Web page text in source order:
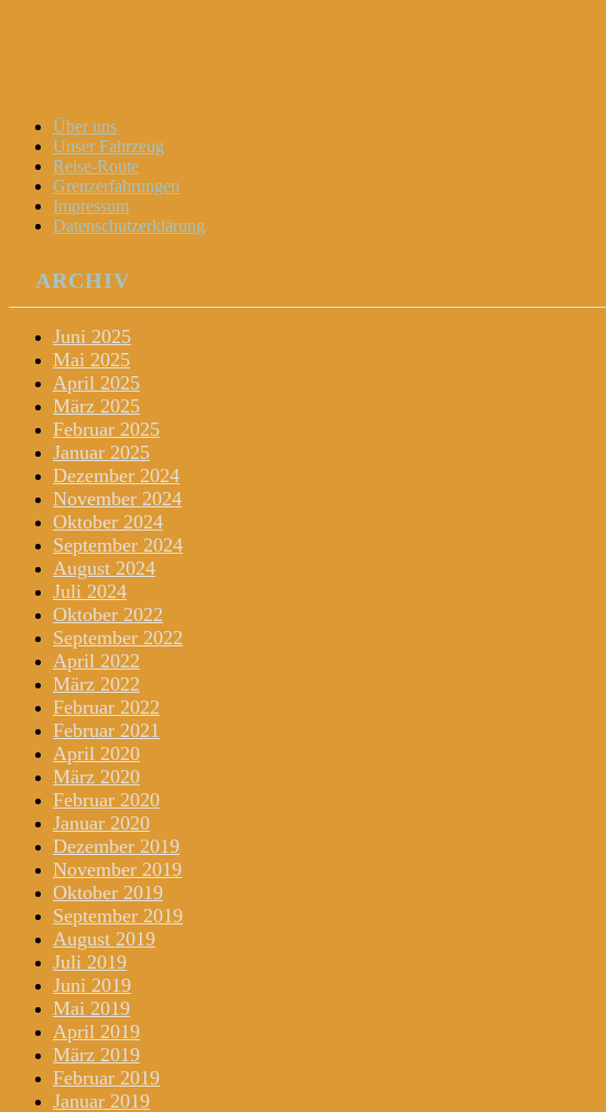
Menu
Widgets
Search
Skip
content
Über uns
Unser Fahrzeug
Reise-Route
Grenzerfahrungen
Impressum
Datenschutzerklärung
ARCHIV
Juni 2025
Mai 2025
April 2025
März 2025
Februar 2025
Januar 2025
Dezember 2024
November 2024
Oktober 2024
September 2024
August 2024
Juli 2024
Oktober 2022
September 2022
April 2022
März 2022
Februar 2022
Februar 2021
April 2020
März 2020
Februar 2020
Januar 2020
Dezember 2019
November 2019
Oktober 2019
September 2019
August 2019
Juli 2019
Juni 2019
Mai 2019
April 2019
März 2019
Februar 2019
Januar 2019